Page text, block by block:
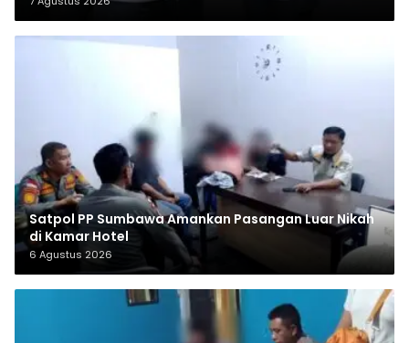
Satpol PP Sumbawa Amankan Pasangan Luar Nikah
di Kamar Hotel
6 Agustus 2026